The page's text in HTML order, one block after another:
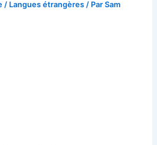
/ Langues étrangères / ParSam